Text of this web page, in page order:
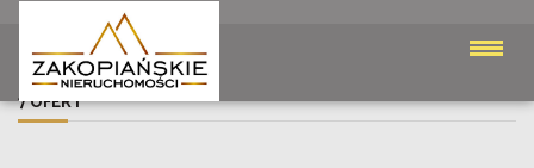
LISTA OFERT
7 OFERT